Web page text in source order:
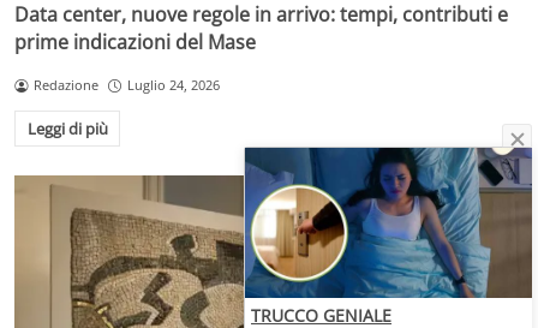
Data center, nuove regole in arrivo: tempi, contributi e
prime indicazioni del Mase
Redazione Luglio 24, 2026
Leggi di più
TRUCCO GENIALE